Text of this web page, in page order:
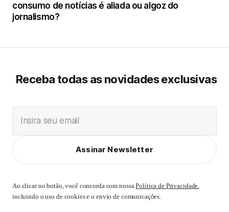
consumo de notícias é aliada ou algoz do
jornalismo?
Receba todas as novidades exclusivas
Insira seu email
Assinar Newsletter
Ao clicar no botão, você concorda com nossaPolítica de Privacidade,
incluindo o uso de cookies e o envio de comunicações.